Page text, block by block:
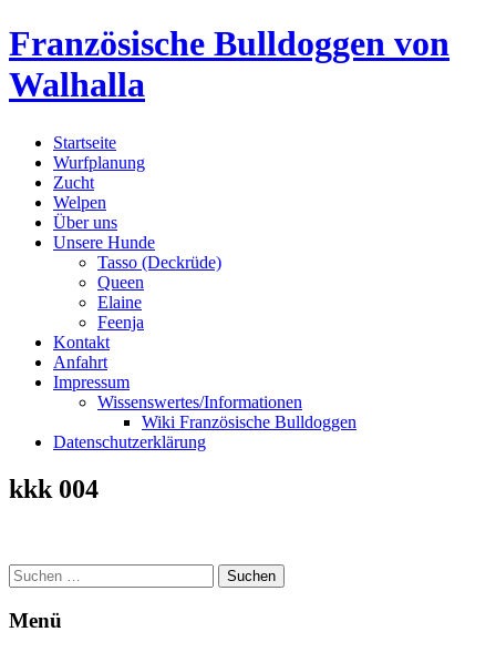
Skip
to
content
Französische Bulldoggen von
Walhalla
Startseite
Wurfplanung
Zucht
Welpen
Über uns
Unsere Hunde
Tasso (Deckrüde)
Queen
Elaine
Feenja
Kontakt
Anfahrt
Impressum
Wissenswertes/Informationen
Wiki Französische Bulldoggen
Datenschutzerklärung
kkk 004
Suchen
nach:
Menü